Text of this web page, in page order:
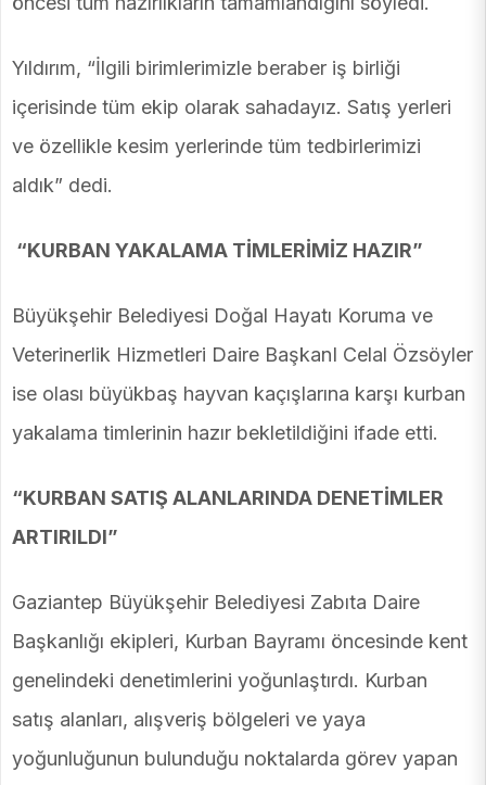
Yıldırım, “İlgili birimlerimizle beraber iş birliği
içerisinde tüm ekip olarak sahadayız. Satış yerleri
ve özellikle kesim yerlerinde tüm tedbirlerimizi
aldık” dedi.
“KURBAN YAKALAMA TİMLERİMİZ HAZIR”
Büyükşehir Belediyesi Doğal Hayatı Koruma ve
Veterinerlik Hizmetleri Daire BaşkanI Celal Özsöyler
ise olası büyükbaş hayvan kaçışlarına karşı kurban
yakalama timlerinin hazır bekletildiğini ifade etti.
“KURBAN SATIŞ ALANLARINDA DENETİMLER
ARTIRILDI”
Gaziantep Büyükşehir Belediyesi Zabıta Daire
Başkanlığı ekipleri, Kurban Bayramı öncesinde kent
genelindeki denetimlerini yoğunlaştırdı. Kurban
satış alanları, alışveriş bölgeleri ve yaya
yoğunluğunun bulunduğu noktalarda görev yapan